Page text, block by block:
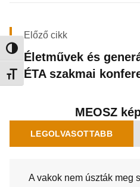
Nagy kontraszt váltása
Betűméret váltása
Előző cikk
Életművek és
ÉTA szakmai
MEOSZ
LEGOLVASOTTABB
A vakok nem úszták meg